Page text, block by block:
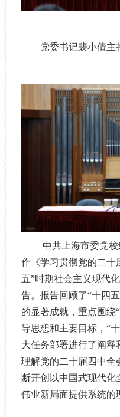
党委书记裴小倩主持
中共上海市委党校
作《学习贯彻党的二十
五”时期社会主义现代
告。报告回顾了“十四
的显著成就，重点围绕
导思想和主要目标，“
大任务部署进行了阐释
理解党的二十届四中全
断开创以中国式现代
伟业新局面提供系统的